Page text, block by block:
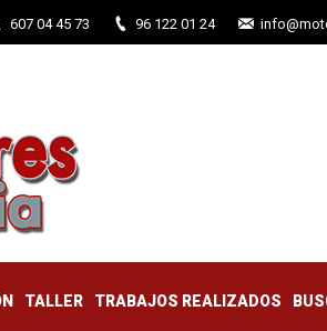
607 04 45 73 96 122 01 24
TALLER TRABAJOS REALIZADOS
EXPORTACIÓN TALLER TRABAJOS